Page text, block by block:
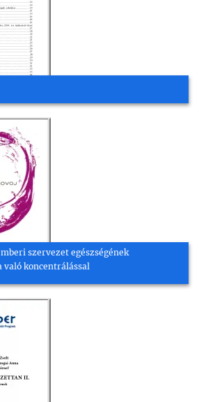
szervezet egészségének
koncentrálással